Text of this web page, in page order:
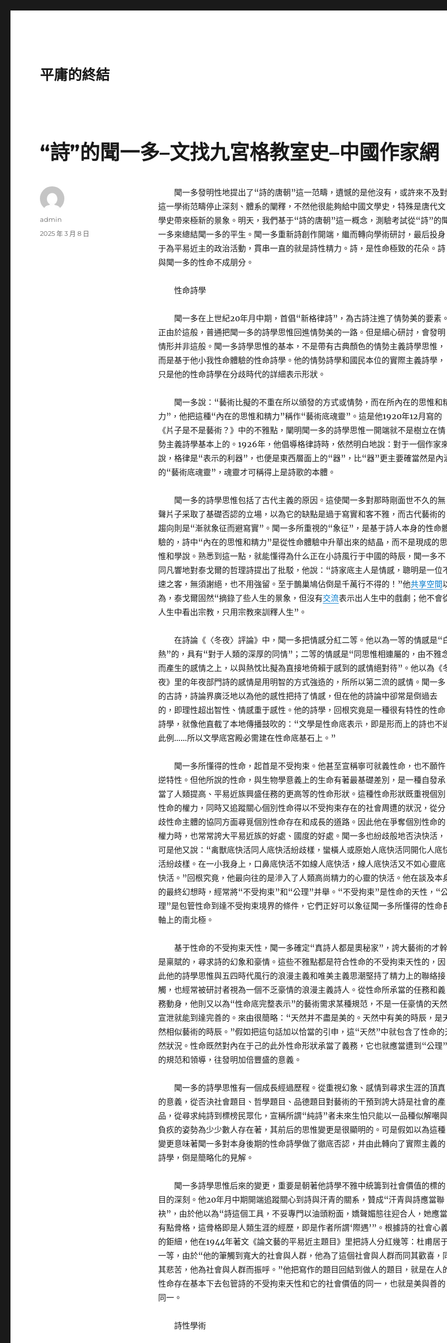
平庸的終結
“詩”的聞一多–文找九宮格教室史–中國作家網
聞一多發明性地提出了“詩的唐朝”這一范疇，遺憾的是他沒有，或許來不及對
這一學術范疇停止深刻、體系的闡釋，不然他很能夠給中國文學史，特殊是唐代文
學史帶來極新的景象。明天，我們基于“詩的唐朝”這一概念，測驗考試從“詩”的
一多來總結聞一多的平生。聞一多重新詩創作開端，繼而轉向學術研討，最后投身
于為平易近主的政治活動，貫串一直的就是詩性精力。詩，是性命極致的花朵。詩
與聞一多的性命不成朋分。
性命詩學
聞一多在上世紀20年月中期，首倡“新格律詩”，為古詩注進了情勢美的要素。
正由於這般，普通把聞一多的詩學思惟回進情勢美的一路。但是細心研討，會發明
情形并非這般。聞一多詩學思惟的基本，不是帶有古典顏色的情勢主義詩學思惟，
而是基于他小我性命體驗的性命詩學。他的情勢詩學和國民本位的實際主義詩學，
只是他的性命詩學在分歧時代的詳細表示形狀。
聞一多說：“藝術比擬的不重在所以頒發的方式或情勢，而在所內在的思惟和
力”，他把這種“內在的思惟和精力”稱作“藝術底魂靈”。這是他1920年12月寫的
《片子是不是藝術？》中的不雅點，闡明聞一多的詩學思惟一開端就不是樹立在情
勢主義詩學基本上的。1926年，他倡導格律詩時，依然明白地說：對于一個作家
說，格律是“表示的利器”，也便是東西層面上的“器”，比“器”更主要確當然是內
的“藝術底魂靈”，魂靈才可稱得上是詩歌的本體。
聞一多的詩學思惟包括了古代主義的原因。這使聞一多對那時剛面世不久的無
聲片子采取了基礎否認的立場，以為它的缺點是過于寫實和客不雅，而古代藝術的
趨向則是“漸就象征而避寫實”。聞一多所重視的“象征”，是基于詩人本身的性命
驗的，詩中“內在的思惟和精力”是從性命體驗中升華出來的結晶，而不是現成的思
惟和學說。熟悉到這一點，就能懂得為什么正在小詩風行于中國的時辰，聞一多不
同凡響地對泰戈爾的哲理詩提出了批駁，他說：“詩家底主人是情感，聰明是一位
速之客，無須謝絕，也不用強留。至于鵲巢鳩佔倒是千萬行不得的！”他共享空間
為，泰戈爾固然“摘錄了些人生的景象，但沒有交流表示出人生中的戲劇；他不會
人生中看出宗教，只用宗教來訓釋人生”。
在詩論《〈冬夜〉評論》中，聞一多把情感分紅二等。他以為一等的情感是“
熱”的，具有“對于人類的深厚的同情”；二等的情感是“同思惟相連屬的，由不雅
而產生的感情之上，以與熱忱比擬為直接地倚賴于感到的感情絕對待”。他以為《
夜》里的年夜部門詩的感情是用明智的方式強造的，所所以第二流的感情。聞一多
的古詩，詩論界廣泛地以為他的感性把持了情感，但在他的詩論中卻常是倒過去
的，即理性超出智性、情感重于感性。他的詩學，回根究竟是一種很有特性的性命
詩學，就像他直截了本地傳播鼓吹的：“文學是性命底表示，即是形而上的詩也不
此例……所以文學底宮殿必需建在性命底基石上。”
聞一多所懂得的性命，起首是不受拘束。他甚至宣稱寧可就義性命，也不願忤
逆特性。但他所說的性命，與生物學意義上的生命有著最基礎差別，是一種自發承
當了人類提高、平易近族興盛任務的更高等的性命形狀。這種性命形狀既重視個別
性命的權力，同時又追蹤關心個別性命得以不受拘束存在的社會周遭的狀況，從分
歧性命主體的協同方面尋覓個別性命存在和成長的道路。因此他在爭奪個別性命的
權力時，也常常誇大平易近族的好處、國度的好處。聞一多也紛歧般地否決快活，
可是他又說：“禽獸底快活同人底快活紛歧樣，蠻橫人或原始人底快活同開化人底
活紛歧樣。在一小我身上，口鼻底快活不如線人底快活，線人底快活又不如心靈底
快活。”回根究竟，他最向往的是滲入了人類高尚精力的心靈的快活。他在談及本
的最終幻想時，經常將“不受拘束”和“公理”并舉。“不受拘束”是性命的天性，“
理”是包管性命到達不受拘束境界的條件，它們正好可以象征聞一多所懂得的性命
軸上的南北極。
基于性命的不受拘束天性，聞一多確定“真詩人都是奧秘家”，誇大藝術的才幹
是稟賦的，尋求詩的幻象和豪情。這些不雅點都是符合性命的不受拘束天性的，因
此他的詩學思惟與五四時代風行的浪漫主義和唯美主義思潮堅持了精力上的聯絡接
觸，也經常被研討者視為一個不乏豪情的浪漫主義詩人。從性命所承當的任務和義
務動身，他則又以為“性命底完整表示”的藝術需求某種規范，不是一任豪情的天然
宣泄就能到達完善的。來由很簡略：“天然并不盡是美的。天然中有美的時辰，是
然相似藝術的時辰。”假如把這句話加以恰當的引申，這“天然”中就包含了性命的
然狀況。性命既然對內在于己的此外性命形狀承當了義務，它也就應當遭到“公理”
的規范和領導，往發明加倍豐盛的意義。
聞一多的詩學思惟有一個成長經過歷程。從重視幻象、感情到尋求生涯的頂真
的意義，從否決社會題目、哲學題目、品德題目對藝術的干預到誇大詩是社會的產
品，從尋求純詩到標榜民眾化，宣稱所謂“純詩”者未來生怕只能以一品種似解嘲與
負疚的姿勢為少少數人存在著，其前后的思惟變更是很顯明的。可是假如以為這種
變更意味著聞一多對本身後期的性命詩學做了徹底否認，并由此轉向了實際主義的
詩學，倒是簡略化的見解。
聞一多詩學思惟后來的變更，重要是朝著他詩學不雅中統籌到社會價值的標的
目的深刻。他20年月中期開端追蹤關心到詩與汗青的關系，贊成“汗青與詩應當聯
袂”，由於他以為“詩這個工具，不妥專門以油頭粉面，嬌聲媚態往迎合人，她應當
有點骨格，這骨格即是人類生涯的經歷，即是作者所謂‘際遇’”。根據詩的社會心
的鉅細，他在1944年著文《論文藝的平易近主題目》里把詩人分紅幾等：杜甫居
一等，由於“他的筆觸到寬大的社會與人群，他為了這個社會與人群而同其歡喜，
其悲苦，他為社會與人群而振呼。”他把寫作的題目回結到做人的題目，就是在人
性命存在基本下去包管詩的不受拘束天性和它的社會價值的同一，也就是美與善的
同一。
詩性學術
作
admin
發
2025 年 3 月 8 日